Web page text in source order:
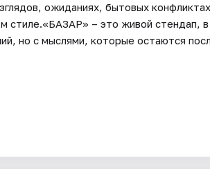
ожиданиях, бытовых
стиле.«БАЗАР» – это живой стендап,
но с мыслями, которые остаются